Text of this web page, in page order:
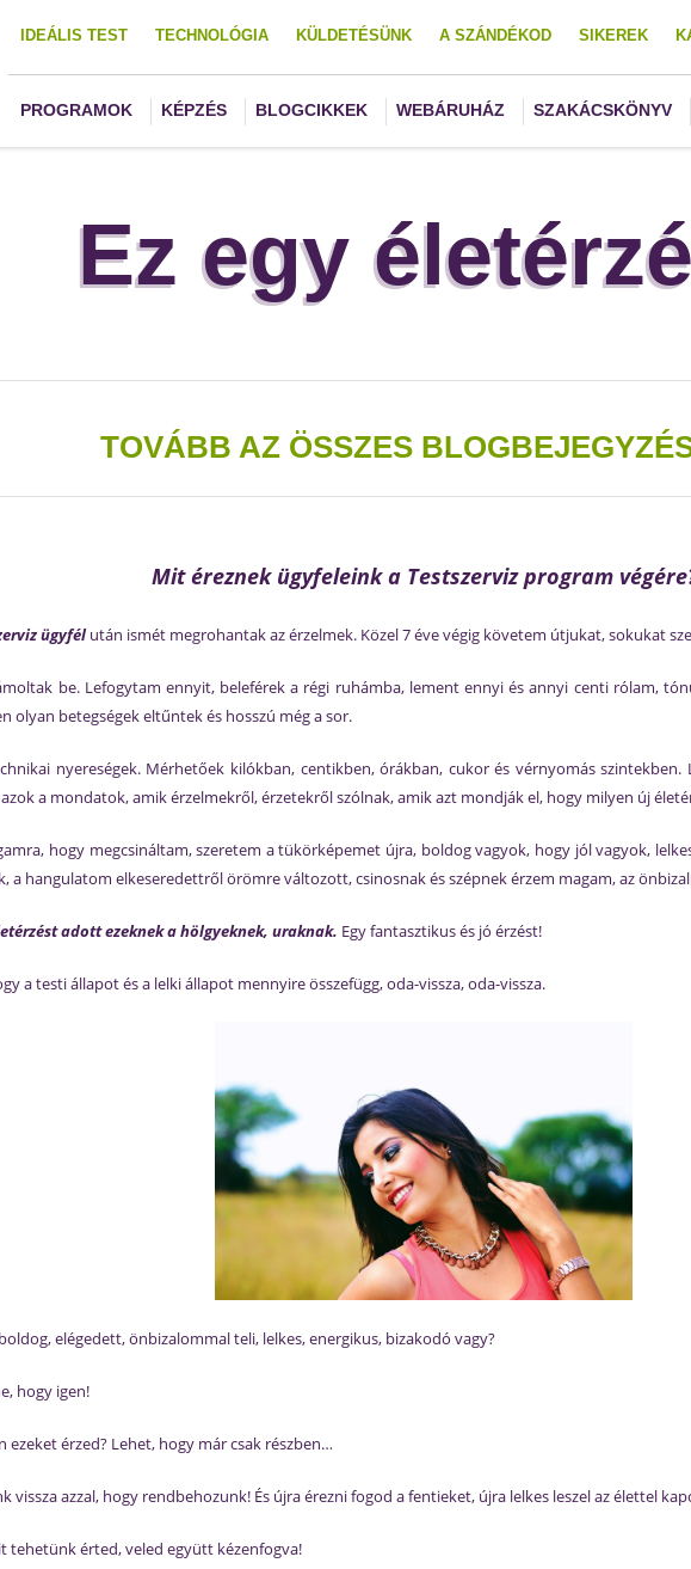
IDEÁLIS TEST TECHNOLÓGIA KÜLDETÉSÜNK A SZÁNDÉKOD SIKEREK
PROGRAMOK KÉPZÉS BLOGCIKKEK WEBÁRUHÁZ SZAKÁCSKÖNYV
Ez egy
TOVÁBB AZ ÖSSZES
Mit éreznek ügyfeleink a Testszerviz program
ügyfélután ismét megrohantak az érzelmek. Közel 7 éve végig követem útjukat, sokukat
be. Lefogytam ennyit, beleférek a régi ruhámba, lement ennyi és annyi centi rólam,
olyan betegségek eltűntek és hosszú még a sor.
nyereségek. Mérhetőek kilókban, centikben, órákban, cukor és vérnyomás
a mondatok, amik érzelmekről, érzetekről szólnak, amik azt mondják el, hogy milyen új
hogy megcsináltam, szeretem a tükörképemet újra, boldog vagyok, hogy jól vagyok,
a hangulatom elkeseredettről örömre változott, csinosnak és szépnek érzem magam, az
adott ezeknek a hölgyeknek, uraknak. Egy fantasztikus és jó érzést!
a testi állapot és a lelki állapot mennyire összefügg, oda-vissza, oda-vissza.
elégedett, önbizalommal teli, lelkes, energikus, bizakodó vagy?
hogy igen!
ezeket érzed? Lehet, hogy már csak részben…
vissza azzal, hogy rendbehozunk! És újra érezni fogod a fentieket, újra lelkes leszel az élettel
tehetünk érted, veled együtt kézenfogva!